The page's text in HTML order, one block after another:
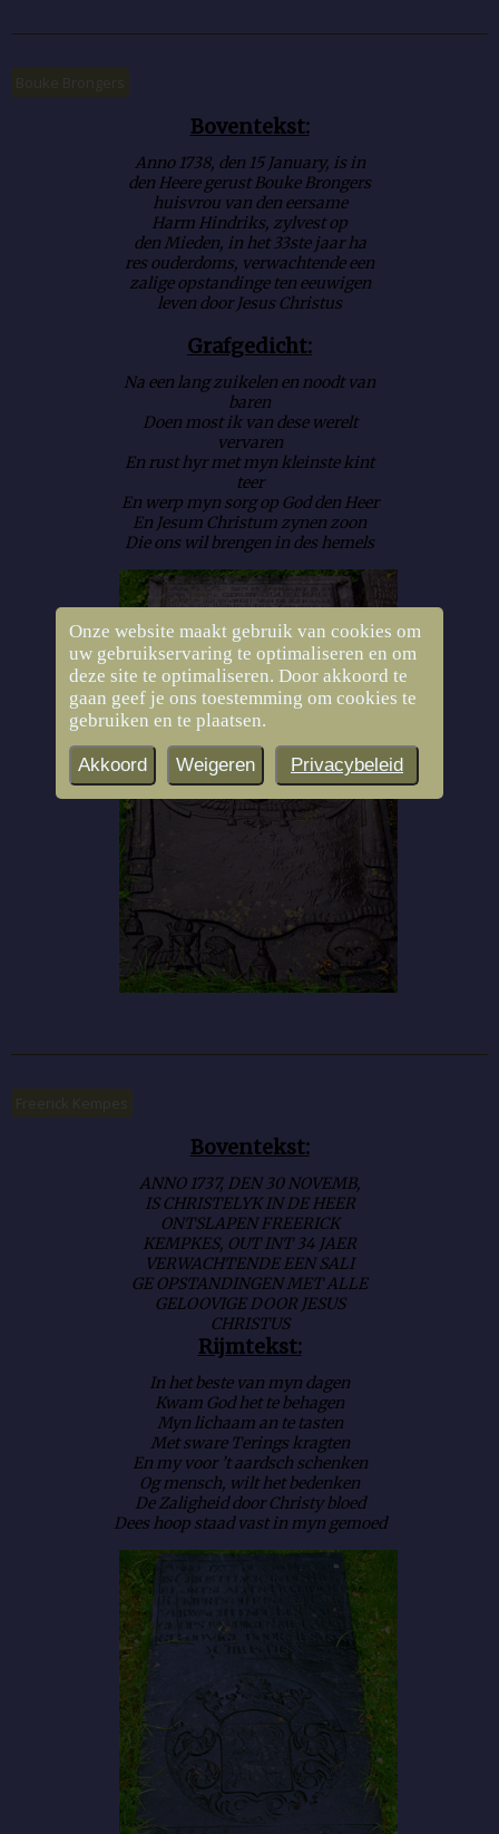
Bouke Brongers
Boventekst:
Anno 1738, den 15 January, is in
den Heere gerust Bouke Brongers
huisvrou van den eersame
Harm Hindriks, zylvest op
den Mieden, in het 33ste jaar ha
res ouderdoms, verwachtende een
zalige opstandinge ten eeuwigen
leven door Jesus Christus
Grafgedicht:
Na een lang zuikelen en noodt van
baren
Doen most ik van dese werelt
vervaren
En rust hyr met myn kleinste kint
teer
En werp myn sorg op God den Heer
En Jesum Christum zynen zoon
Die ons wil brengen in des hemels
Freerick Kempes
Boventekst:
ANNO 1737, DEN 30 NOVEMB,
IS CHRISTELYK IN DE HEER
ONTSLAPEN FREERICK
KEMPKES, OUT INT 34 JAER
VERWACHTENDE EEN SALI
GE OPSTANDINGEN MET ALLE
GELOOVIGE DOOR JESUS
CHRISTUS
Rijmtekst:
In het beste van myn dagen
Kwam God het te behagen
Myn lichaam an te tasten
Met sware Terings kragten
En my voor ’t aardsch schenken
Og mensch, wilt het bedenken
De Zaligheid door Christy bloed
Dees hoop staad vast in myn gemoed
Onze website maakt gebruik van cookies om
uw gebruikservaring te optimaliseren en om
deze site te optimaliseren. Door akkoord te
gaan geef je ons toestemming om cookies te
gebruiken en te plaatsen.
Akkoord Weigeren Privacybeleid